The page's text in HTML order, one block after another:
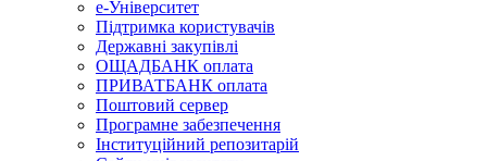
е-Університет
Підтримка користувачів
Державні закупівлі
ОЩАДБАНК оплата
ПРИВАТБАНК оплата
Поштовий сервер
Програмне забезпечення
Інституційний репозитарій